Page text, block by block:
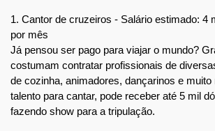
1. Cantor de cruzeiros - Salário estimado: 4
por mês
Já pensou ser pago para viajar o mundo?
costumam contratar profissionais de
de cozinha, animadores, dançarinos e
talento para cantar, pode receber até 5 mil
fazendo show para a tripulação.